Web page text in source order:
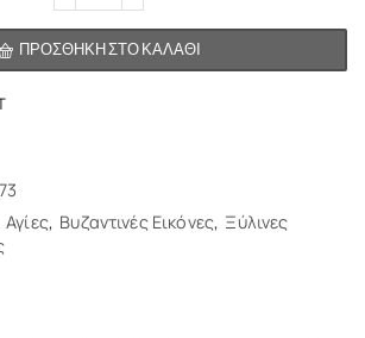
ΠΡΟΣΘΉΚΗ ΣΤΟ ΚΑΛΆΘΙ
Αγίες, Βυζαντινές Εικόνες, Ξύλινες